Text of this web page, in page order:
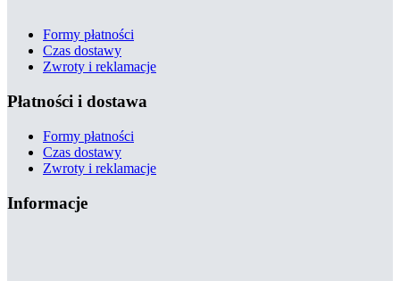
Formy płatności
Czas dostawy
Zwroty i reklamacje
Płatności i dostawa
Formy płatności
Czas dostawy
Zwroty i reklamacje
Informacje